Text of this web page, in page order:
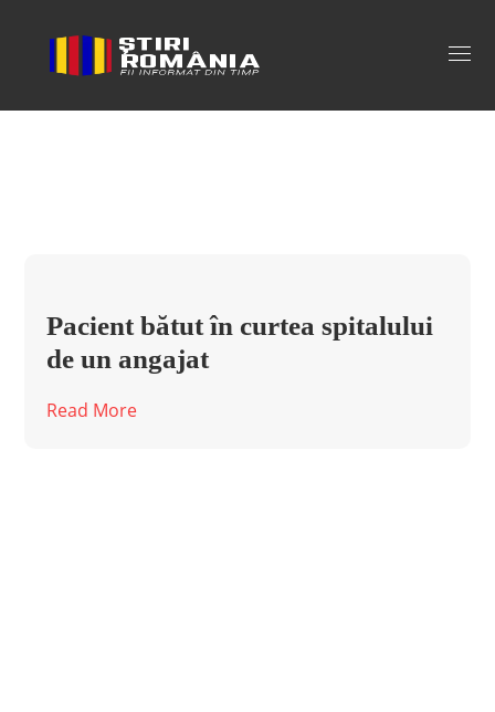
barbat batut spital Tag
Pacient bătut în curtea spitalului
de un angajat
Read More